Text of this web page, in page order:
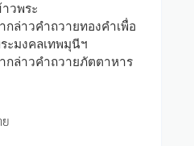
วพระ
ล่าวคำถวายทองคำเพื่อ
ะมงคลเทพมุนีฯ
ล่าวคำถวายภัตตาหาร